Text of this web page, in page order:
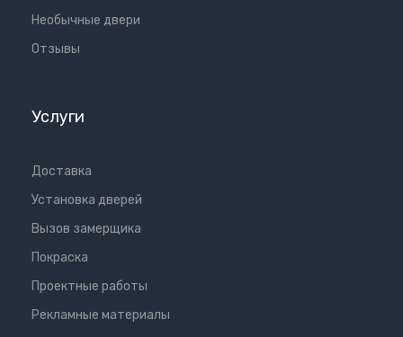
Необычные двери
Отзывы
Услуги
Доставка
Установка дверей
Вызов замерщика
Покраска
Проектные работы
Рекламные материалы